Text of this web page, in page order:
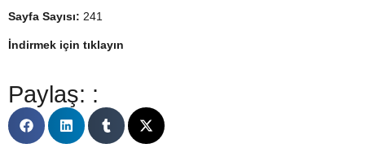
Sayfa Sayısı: 241
İndirmek için tıklayın
Paylaş: :